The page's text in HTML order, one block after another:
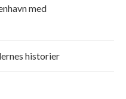
med
historier